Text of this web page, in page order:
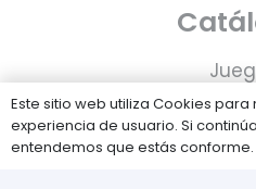
Accesorios
Este sitio web utiliza Cookies para
experiencia de usuario. Si
entendemos que estás conforme.